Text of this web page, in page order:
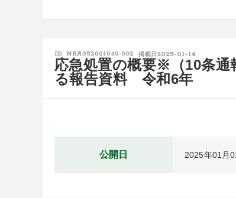
ID: NRA052001040-002 掲載日 2025-01-14
応急処置の概要※（10条通
る報告資料 令和6年
公開日 2025年01月